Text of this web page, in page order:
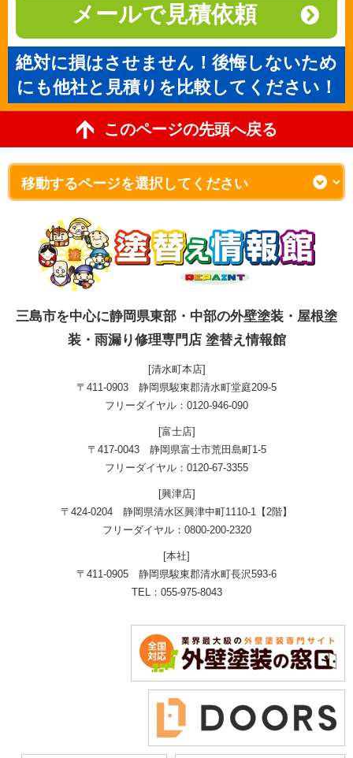
メールで見積依頼
絶対に損はさせません！後悔しないため
にも他社と見積りを比較してください！
このページの先頭へ戻る
三島市を中心に静岡県東部・中部の外壁塗装・屋根塗
装・雨漏り修理専門店 塗替え情報館
[清水町本店]
〒411-0903 静岡県駿東郡清水町堂庭209-5
フリーダイヤル：0120-946-090
[富士店]
〒417-0043 静岡県富士市荒田島町1-5
フリーダイヤル：0120-67-3355
[興津店]
〒424-0204 静岡県清水区興津中町1110-1【2階】
フリーダイヤル：0800-200-2320
[本社]
〒411-0905 静岡県駿東郡清水町長沢593-6
TEL：055-975-8043